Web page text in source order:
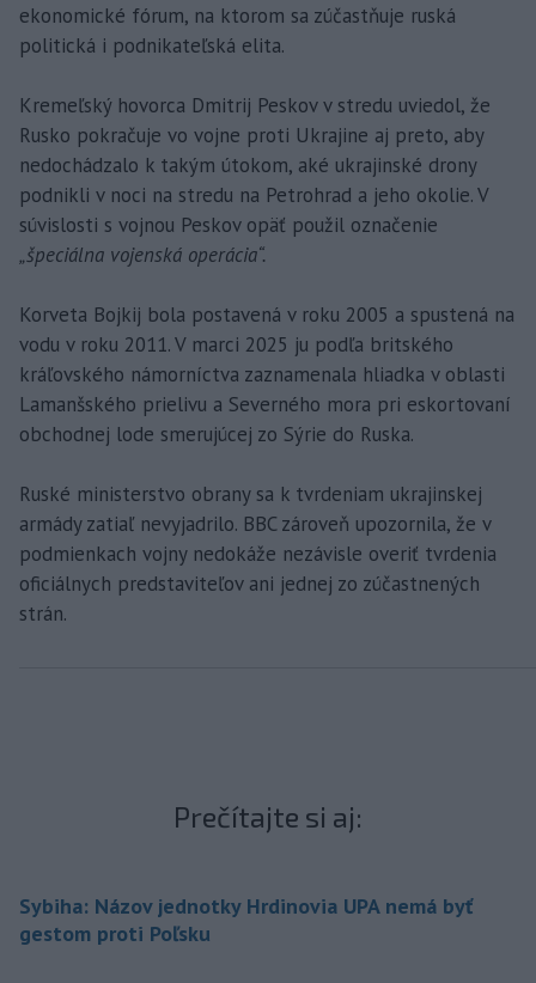
ekonomické fórum, na ktorom sa zúčastňuje ruská
politická i podnikateľská elita.
Kremeľský hovorca Dmitrij Peskov v stredu uviedol, že
Rusko pokračuje vo vojne proti Ukrajine aj preto, aby
nedochádzalo k takým útokom, aké ukrajinské drony
podnikli v noci na stredu na Petrohrad a jeho okolie. V
súvislosti s vojnou Peskov opäť použil označenie
„špeciálna vojenská operácia“.
Korveta Bojkij bola postavená v roku 2005 a spustená na
vodu v roku 2011. V marci 2025 ju podľa britského
kráľovského námorníctva zaznamenala hliadka v oblasti
Lamanšského prielivu a Severného mora pri eskortovaní
obchodnej lode smerujúcej zo Sýrie do Ruska.
Ruské ministerstvo obrany sa k tvrdeniam ukrajinskej
armády zatiaľ nevyjadrilo. BBC zároveň upozornila, že v
podmienkach vojny nedokáže nezávisle overiť tvrdenia
oficiálnych predstaviteľov ani jednej zo zúčastnených
strán.
Prečítajte si aj:
Sybiha: Názov jednotky Hrdinovia UPA nemá byť
gestom proti Poľsku